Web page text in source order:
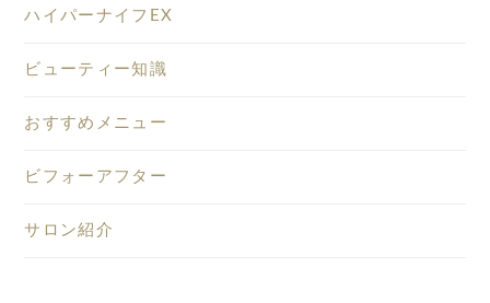
ハイパーナイフEX
ビューティー知識
おすすめメニュー
ビフォーアフター
サロン紹介